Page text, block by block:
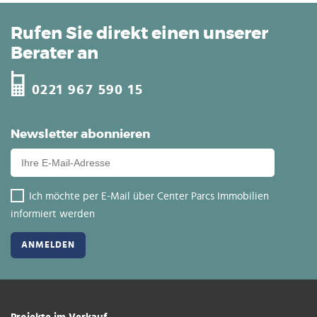
Newsletter abonnieren
Ich möchte per E-Mail über Center Parcs Immobilien
informiert werden
Rufen Sie direkt einen unserer
Berater an
0221 967 590 15